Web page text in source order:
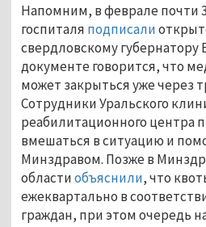
Напомним, в феврале почти
госпиталя подписали
свердловскому губернатору
документе говорится, что
может закрыться уже через
Сотрудники Уральского
реабилитационного центра
вмешаться в ситуацию и
Минздравом. Позже в
областиобъяснили, что
ежеквартально в
граждан, при этом очередь